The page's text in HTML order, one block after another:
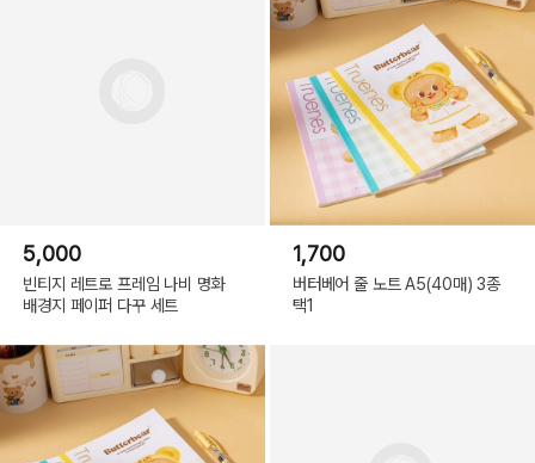
5,000
빈티지 레트로 프레임 나비 명화
배경지 페이퍼 다꾸 세트
1,700
버터베어 줄 노트 A5(40매) 3종
택1